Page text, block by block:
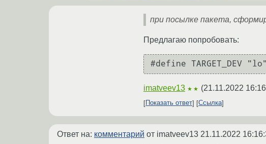
при посылке пакета,
Предлагаю попробовать:
imatveev13 ★★ (21.11.2022
Показать ответ Ссылка
Ответ на: комментарий от imatveev13 21.11.2022